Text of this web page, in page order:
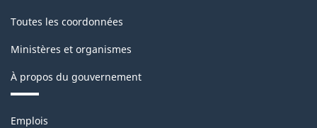
Toutes les coordonnées
Ministères et organismes
À propos du gouvernement
Thèmes
Emplois